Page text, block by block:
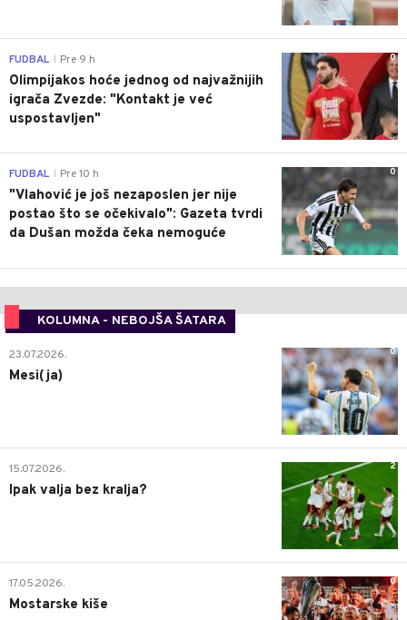
0
FUDBAL Pre 9 h
Olimpijakos hoće jednog od najvažnijih
igrača Zvezde: "Kontakt je već
uspostavljen"
0
FUDBAL Pre 10 h
"Vlahović je još nezaposlen jer nije
postao što se očekivalo": Gazeta tvrdi
da Dušan možda čeka nemoguće
KOLUMNA - NEBOJŠA ŠATARA
0
23.07.2026.
Mesi(ja)
2
15.07.2026.
Ipak valja bez kralja?
0
17.05.2026.
Mostarske kiše